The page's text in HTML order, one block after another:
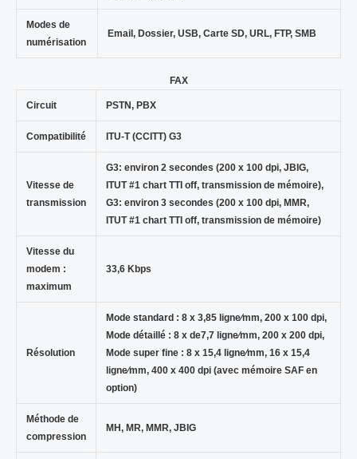
Modes de
numérisation
Email, Dossier, USB, Carte SD, URL, FTP, SMB
FAX
Circuit PSTN, PBX
Compatibilité ITU-T (CCITT) G3
Vitesse de
transmission
G3: environ 2 secondes (200 x 100 dpi, JBIG,
ITUT #1 chart TTI off, transmission de mémoire),
G3: environ 3 secondes (200 x 100 dpi, MMR,
ITUT #1 chart TTI off, transmission de mémoire)
Vitesse du
modem :
maximum
33,6 Kbps
Résolution
Mode standard : 8 x 3,85 ligne⁄mm, 200 x 100 dpi,
Mode détaillé : 8 x de7,7 ligne⁄mm, 200 x 200 dpi,
Mode super fine : 8 x 15,4 ligne⁄mm, 16 x 15,4
ligne⁄mm, 400 x 400 dpi (avec mémoire SAF en
option)
Méthode de
compression
MH, MR, MMR, JBIG